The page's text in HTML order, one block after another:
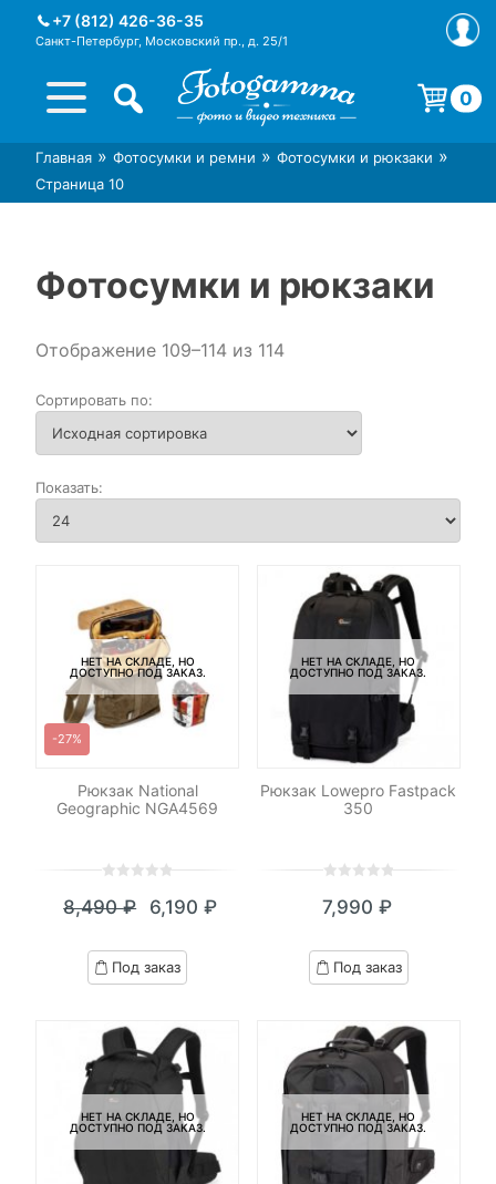
+7 (812) 426-36-35
Санкт-Петербург, Московский пр., д. 25/1
Интернет-магазин фототехники
Магазин фотоаксессуаров foto-
0
Корзина пуста.
Главная » Фотосумки и ремни » Фотосумки и рюкзаки »
Страница 10
Фотосумки и рюкзаки
Отображение 109–114 из 114
НЕТ НА СКЛАДЕ, НО
ДОСТУПНО ПОД ЗАКАЗ.
-27%
Рюкзак National
Geographic NGA4569
out
based
on
8,490₽
Первоначальная
цена
составляла
6,190₽
Текущая
цена:
6,190 ₽.
Под заказ
НЕТ НА СКЛАДЕ, НО
ДОСТУПНО ПОД ЗАКАЗ.
Рюкзак Lowepro Fastpack
350
out
based
on
7,990₽
Под заказ
НЕТ НА СКЛАДЕ, НО
ДОСТУПНО ПОД ЗАКАЗ.
НЕТ НА СКЛАДЕ, НО
ДОСТУПНО ПОД ЗАКАЗ.